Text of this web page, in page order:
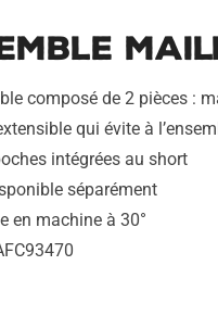
composé de 2 pièces :
qui évite à
intégrées au short
séparément
en machine à 30°